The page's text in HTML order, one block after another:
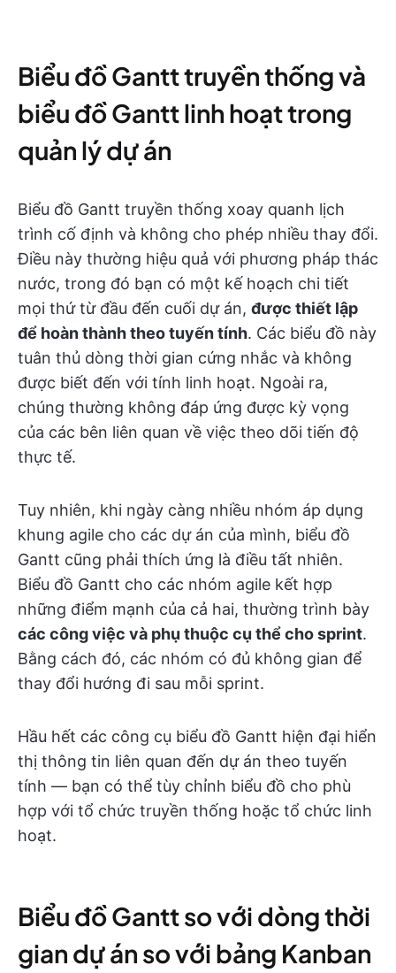
Biểu đồ Gantt truyền thống và
biểu đồ Gantt linh hoạt trong
quản lý dự án
Biểu đồ Gantt truyền thống xoay quanh lịch
trình cố định và không cho phép nhiều thay đổi.
Điều này thường hiệu quả với phương pháp thác
nước, trong đó bạn có một kế hoạch chi tiết
mọi thứ từ đầu đến cuối dự án, được thiết lập
để hoàn thành theo tuyến tính. Các biểu đồ này
tuân thủ dòng thời gian cứng nhắc và không
được biết đến với tính linh hoạt. Ngoài ra,
chúng thường không đáp ứng được kỳ vọng
của các bên liên quan về việc theo dõi tiến độ
thực tế.
Tuy nhiên, khi ngày càng nhiều nhóm áp dụng
khung agile cho các dự án của mình, biểu đồ
Gantt cũng phải thích ứng là điều tất nhiên.
Biểu đồ Gantt cho các nhóm agile kết hợp
những điểm mạnh của cả hai, thường trình bày
các công việc và phụ thuộc cụ thể cho sprint.
Bằng cách đó, các nhóm có đủ không gian để
thay đổi hướng đi sau mỗi sprint.
Hầu hết các công cụ biểu đồ Gantt hiện đại hiển
thị thông tin liên quan đến dự án theo tuyến
tính — bạn có thể tùy chỉnh biểu đồ cho phù
hợp với tổ chức truyền thống hoặc tổ chức linh
hoạt.
Biểu đồ Gantt so với dòng thời
gian dự án so với bảng Kanban